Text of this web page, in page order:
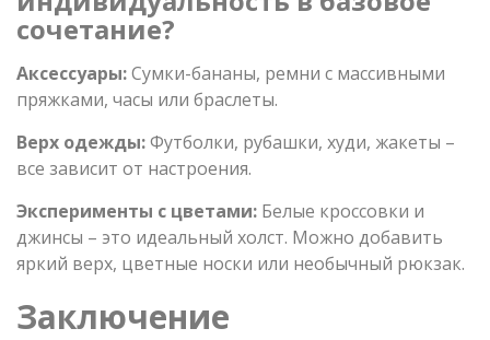
сочетание?
Аксессуары:Сумки-бананы, ремни с массивными
пряжками, часы или браслеты.
Верх одежды:Футболки, рубашки, худи, жакеты –
все зависит от настроения.
Эксперименты с цветами: Белые кроссовки и
джинсы – это идеальный холст. Можно добавить
яркий верх, цветные носки или необычный рюкзак.
Заключение